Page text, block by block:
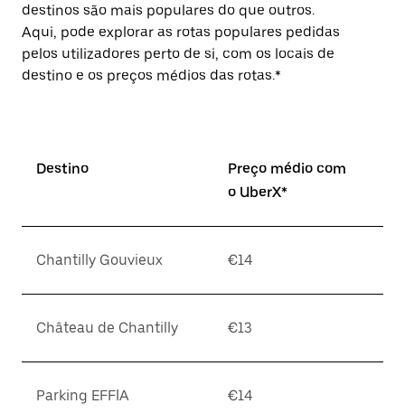
destinos são mais populares do que outros.
Aqui, pode explorar as rotas populares pedidas
pelos utilizadores perto de si, com os locais de
destino e os preços médios das rotas.*
Destino
Preço médio com
o UberX*
Chantilly Gouvieux €14
Château de Chantilly €13
Parking EFFIA
€14